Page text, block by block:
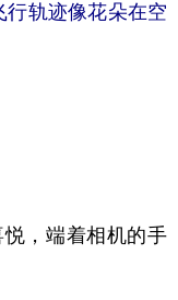
线 教育
数字经济
行轨迹像花朵在空
，端着相机的手